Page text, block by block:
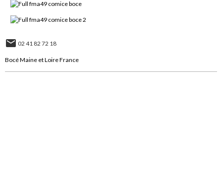
02 41 82 72 18
Bocé Maine et Loire France